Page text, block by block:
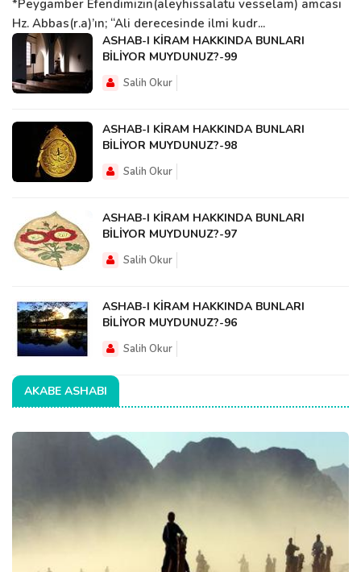
*Peygamber Efendimizin(aleyhissalatu vesselam) amcası
Hz. Abbas(r.a)’ın; “Ali derecesinde ilmi kudr...
ASHAB-I KİRAM HAKKINDA BUNLARI
BİLİYOR MUYDUNUZ?-99
Salih Okur
ASHAB-I KİRAM HAKKINDA BUNLARI
BİLİYOR MUYDUNUZ?-98
Salih Okur
ASHAB-I KİRAM HAKKINDA BUNLARI
BİLİYOR MUYDUNUZ?-97
Salih Okur
ASHAB-I KİRAM HAKKINDA BUNLARI
BİLİYOR MUYDUNUZ?-96
Salih Okur
AKABE ASHABI